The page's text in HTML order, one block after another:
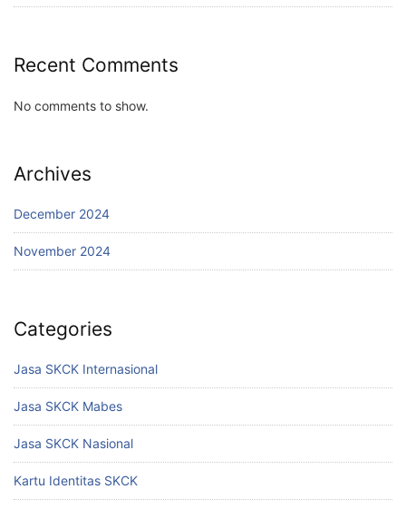
Recent Comments
No comments to show.
Archives
December 2024
November 2024
Categories
Jasa SKCK Internasional
Jasa SKCK Mabes
Jasa SKCK Nasional
Kartu Identitas SKCK